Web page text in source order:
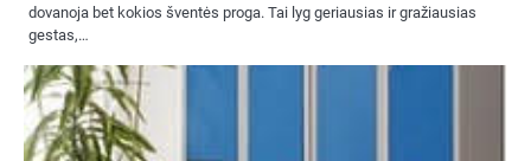
dovanoja bet kokios šventės proga. Tai lyg geriausias ir gražiausias
gestas,…